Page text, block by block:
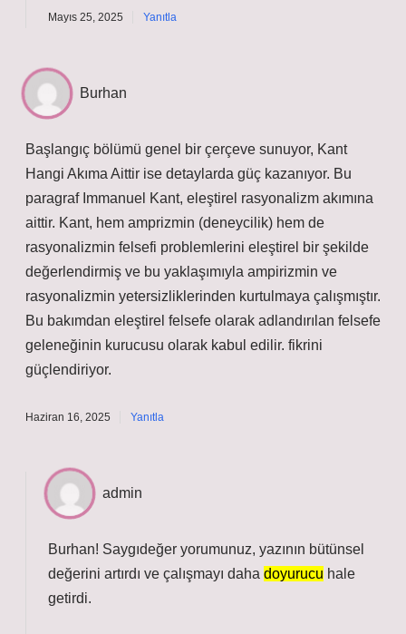
Mayıs 25, 2025 Yanıtla
Burhan
Başlangıç bölümü genel bir çerçeve sunuyor, Kant
Hangi Akıma Aittir ise detaylarda güç kazanıyor. Bu
paragraf Immanuel Kant, eleştirel rasyonalizm akımına
aittir. Kant, hem amprizmin (deneycilik) hem de
rasyonalizmin felsefi problemlerini eleştirel bir şekilde
değerlendirmiş ve bu yaklaşımıyla ampirizmin ve
rasyonalizmin yetersizliklerinden kurtulmaya çalışmıştır.
Bu bakımdan eleştirel felsefe olarak adlandırılan felsefe
geleneğinin kurucusu olarak kabul edilir. fikrini
güçlendiriyor.
Haziran 16, 2025 Yanıtla
admin
Burhan! Saygıdeğer yorumunuz, yazının bütünsel
değerini artırdı ve çalışmayı daha doyurucu hale
getirdi.